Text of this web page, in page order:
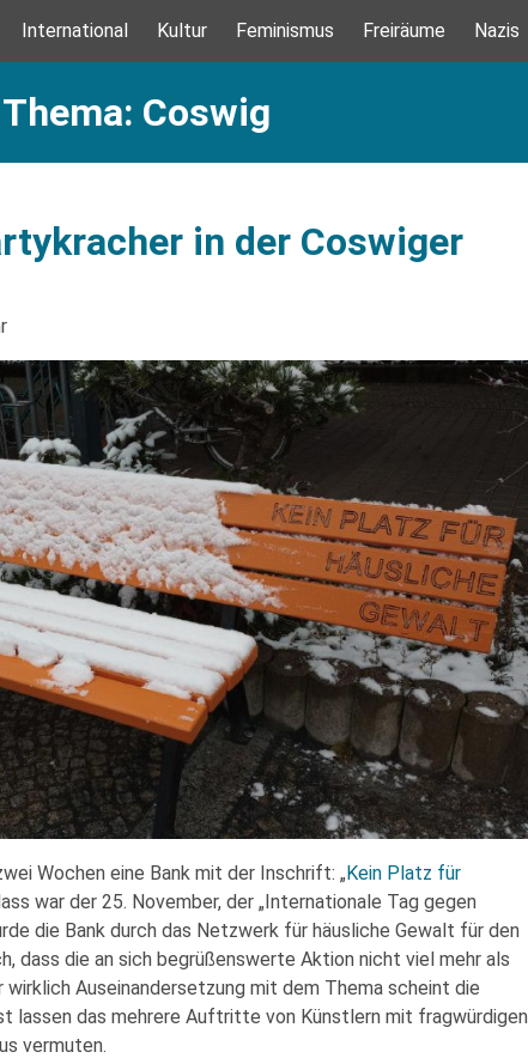
International Kultur Feminismus Freiräume Nazis
Coswig
in der Coswiger
Wochen eine Bank mit der Inschrift: „Kein Platz für
war der 25. November, der „Internationale Tag gegen
die Bank durch das Netzwerk für häusliche Gewalt für den
dass die an sich begrüßenswerte Aktion nicht viel mehr als
Auseinandersetzung mit dem Thema scheint die
lassen das mehrere Auftritte von Künstlern mit fragwürdigen
vermuten.